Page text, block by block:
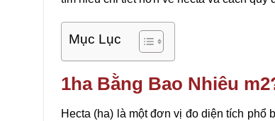
Mục Lục
1ha Bằng Bao Nhiêu
Hecta (ha) là một đơn vị đo diện tích phổ